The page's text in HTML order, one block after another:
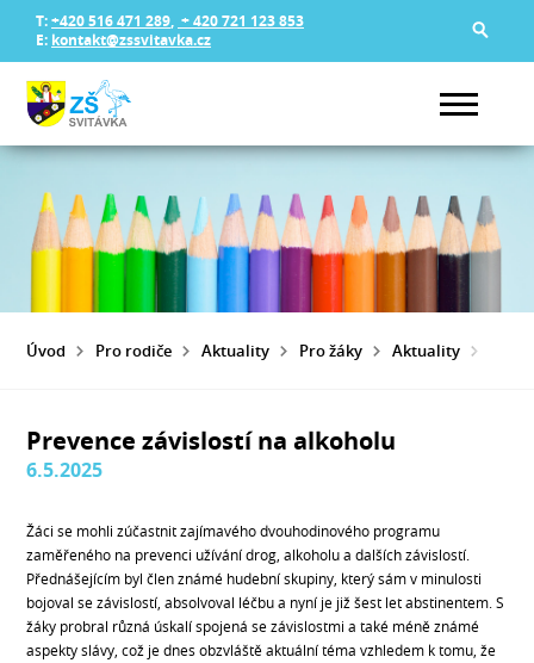
T:+420 516 471 289, + 420 721 123 853
E: kontakt@zssvitavka.cz
Úvod Pro rodiče Aktuality Pro žáky Aktuality
Prevence závislostí na alkoholu
6.5.2025
Žáci se mohli zúčastnit zajímavého dvouhodinového programu
zaměřeného na prevenci užívání drog, alkoholu a dalších závislostí.
Přednášejícím byl člen známé hudební skupiny, který sám v minulosti
bojoval se závislostí, absolvoval léčbu a nyní je již šest let abstinentem. S
žáky probral různá úskalí spojená se závislostmi a také méně známé
aspekty slávy, což je dnes obzvláště aktuální téma vzhledem k tomu, že